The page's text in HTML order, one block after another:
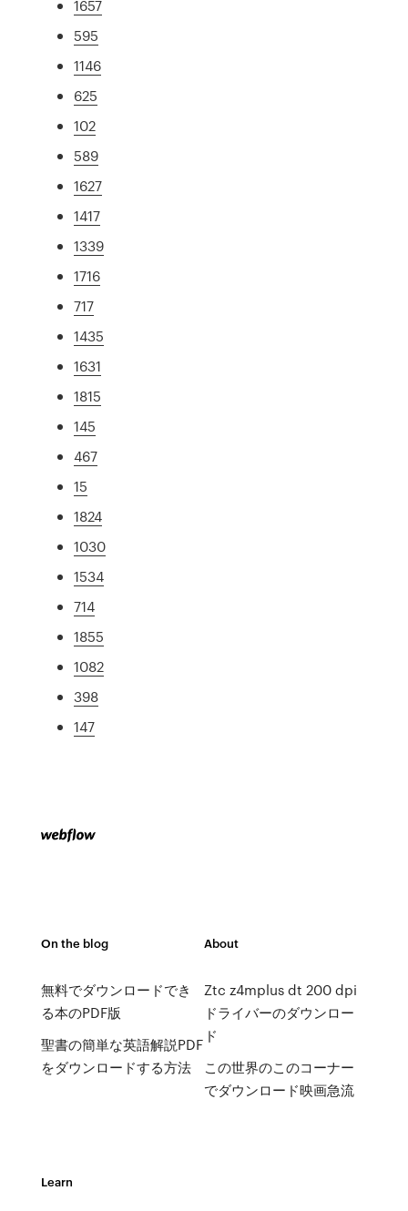
1657
595
1146
625
102
589
1627
1417
1339
1716
717
1435
1631
1815
145
467
15
1824
1030
1534
714
1855
1082
398
147
On the blog
無料でダウンロードでき
る本のPDF版
聖書の簡単な英語解説PDF
をダウンロードする方法
About
Ztc z4mplus dt 200 dpi
ドライバーのダウンロー
ド
この世界のこのコーナー
でダウンロード映画急流
Learn